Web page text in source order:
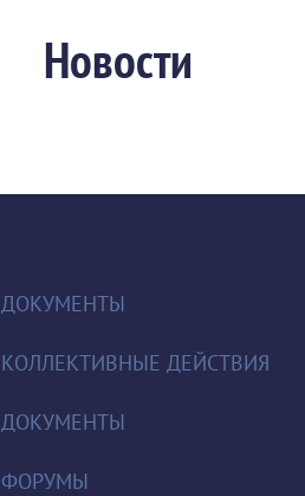
Новости
ДОКУМЕНТЫ
КОЛЛЕКТИВНЫЕ ДЕЙСТВИЯ
ДОКУМЕНТЫ
ФОРУМЫ